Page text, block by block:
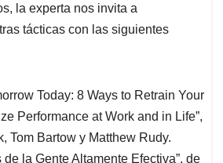
la experta nos invita a
tácticas con las siguientes
Today: 8 Ways to Retrain Your
Performance at Work and in Life”,
Tom Bartow y Matthew Rudy.
de la Gente Altamente Efectiva”, de